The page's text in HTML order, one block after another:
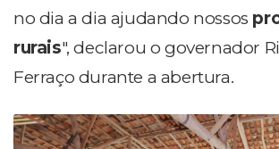
no dia a dia ajudando nossos
rurais", declarou o governador
Ferraço durante a abertura.